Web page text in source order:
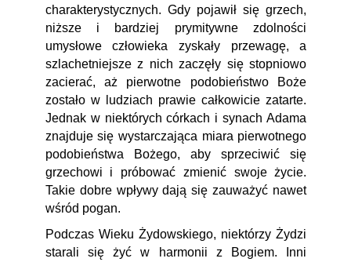
charakterystycznych. Gdy pojawił się grzech,
niższe i bardziej prymitywne zdolności
umysłowe człowieka zyskały przewagę, a
szlachetniejsze z nich zaczęły się stopniowo
zacierać, aż pierwotne podobieństwo Boże
zostało w ludziach prawie całkowicie zatarte.
Jednak w niektórych córkach i synach Adama
znajduje się wystarczająca miara pierwotnego
podobieństwa Bożego, aby sprzeciwić się
grzechowi i próbować zmienić swoje życie.
Takie dobre wpływy dają się zauważyć nawet
wśród pogan.
Podczas Wieku Żydowskiego, niektórzy Żydzi
starali się żyć w harmonii z Bogiem. Inni